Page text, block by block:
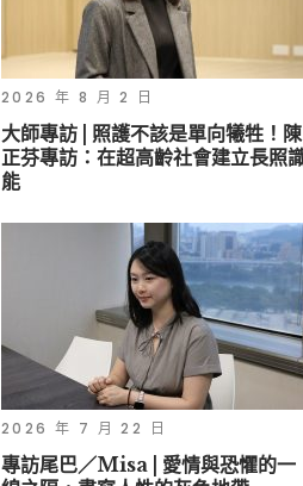
2026 年 8 月 2 日
大師專訪 | 照護不該是單向犧牲！陳
正芬專訪：在超高齡社會建立長照
能
2026 年 7 月 22 日
專訪尾巴／Misa | 愛情與恐懼的一